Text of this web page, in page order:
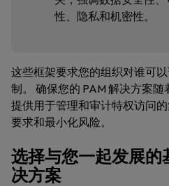
性、隐私和机密性。
这些框架要求您的组织对谁可
制。 确保您的 PAM 解决方案
提供用于管理和审计特权访问
要求和最小化风险。
选择与您一起发展的
决方案